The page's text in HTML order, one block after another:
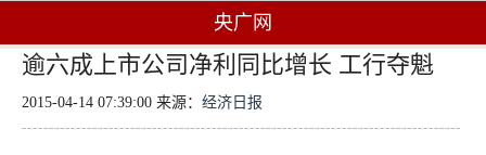
央广网
逾六成上市公司净利同比增长 工行夺魁
2015-04-14 07:39:00 来源： 经济日报